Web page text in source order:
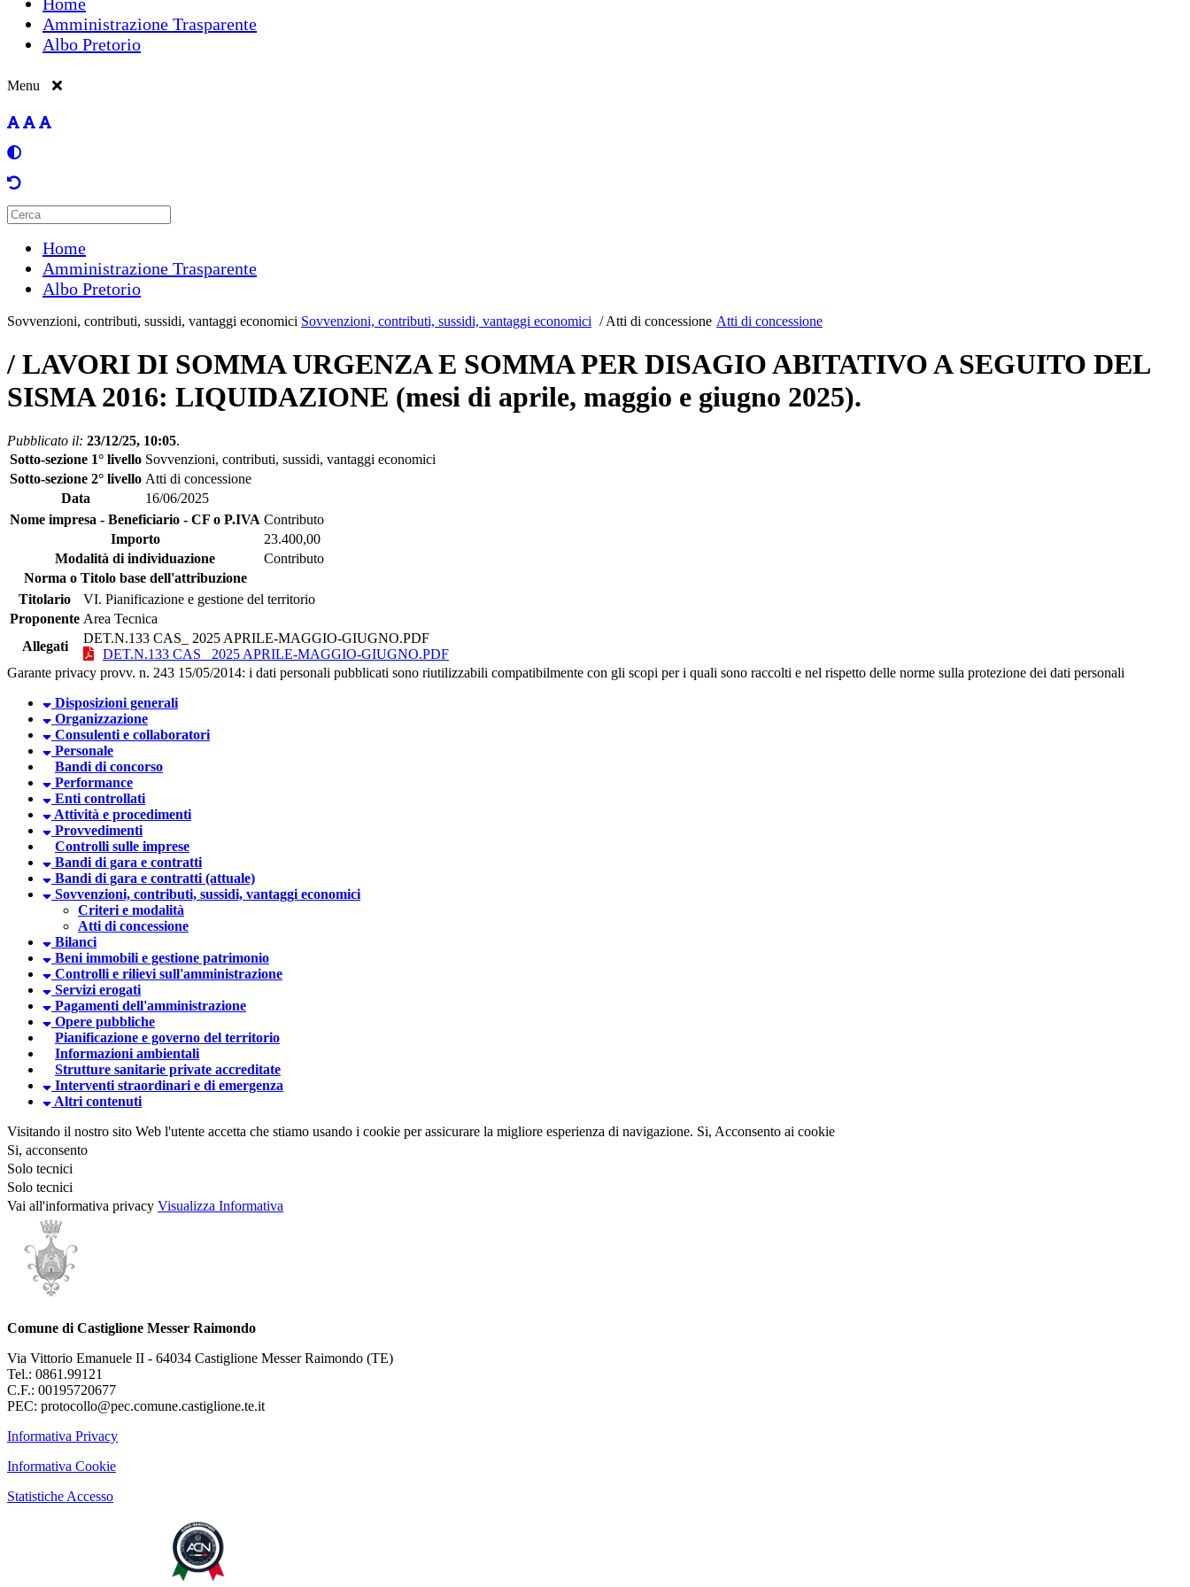
Amministrazione Trasparente
Albo Pretorio
Menu
Home
Amministrazione Trasparente
Albo Pretorio
Sovvenzioni, contributi, sussidi, vantaggi economici Sovvenzioni, contributi, sussidi, vantaggi economici /Atti di concessione Atti di concessione
/ LAVORI DI SOMMA URGENZA E SOMMA PER DISAGIO ABITATIVO A SEGUITO DEL
SISMA 2016: LIQUIDAZIONE (mesi di aprile, maggio e giugno 2025).
Pubblicato il: 23/12/25, 10:05.
Sotto-sezione 1° livello Sovvenzioni, contributi, sussidi, vantaggi economici
Sotto-sezione 2° livello Atti di concessione
Data
16/06/2025
Nome impresa - Beneficiario - CF o P.IVA Contributo
Importo
23.400,00
Modalità di individuazione
Contributo
Norma o Titolo base dell'attribuzione
Titolario
VI. Pianificazione e gestione del territorio
Proponente Area Tecnica
Allegati
DET.N.133 CAS_ 2025 APRILE-MAGGIO-GIUGNO.PDF
DET.N.133 CAS_ 2025 APRILE-MAGGIO-GIUGNO.PDF
Garante privacy provv. n. 243 15/05/2014: i dati personali pubblicati sono riutilizzabili compatibilmente con gli scopi per i quali sono raccolti e nel rispetto delle norme sulla protezione dei dati personali
Disposizioni generali
Organizzazione
Consulenti e collaboratori
Personale
Bandi di concorso
Performance
Enti controllati
Attività e procedimenti
Provvedimenti
Controlli sulle imprese
Bandi di gara e contratti
Bandi di gara e contratti (attuale)
Sovvenzioni, contributi, sussidi, vantaggi economici
Criteri e modalità
Atti di concessione
Bilanci
Beni immobili e gestione patrimonio
Controlli e rilievi sull'amministrazione
Servizi erogati
Pagamenti dell'amministrazione
Opere pubbliche
Pianificazione e governo del territorio
Informazioni ambientali
Strutture sanitarie private accreditate
Interventi straordinari e di emergenza
Altri contenuti
Visitando il nostro sito Web l'utente accetta che stiamo usando i cookie per assicurare la migliore esperienza di navigazione. Si, Acconsento ai cookie
Si, acconsento
Solo tecnici
Solo tecnici
Vai all'informativa privacy Visualizza Informativa
Comune di Castiglione Messer Raimondo
Via Vittorio Emanuele II - 64034 Castiglione Messer Raimondo (TE)
Tel.: 0861.99121
C.F.: 00195720677
PEC: protocollo@pec.comune.castiglione.te.it
Informativa Privacy
Informativa Cookie
Statistiche Accesso